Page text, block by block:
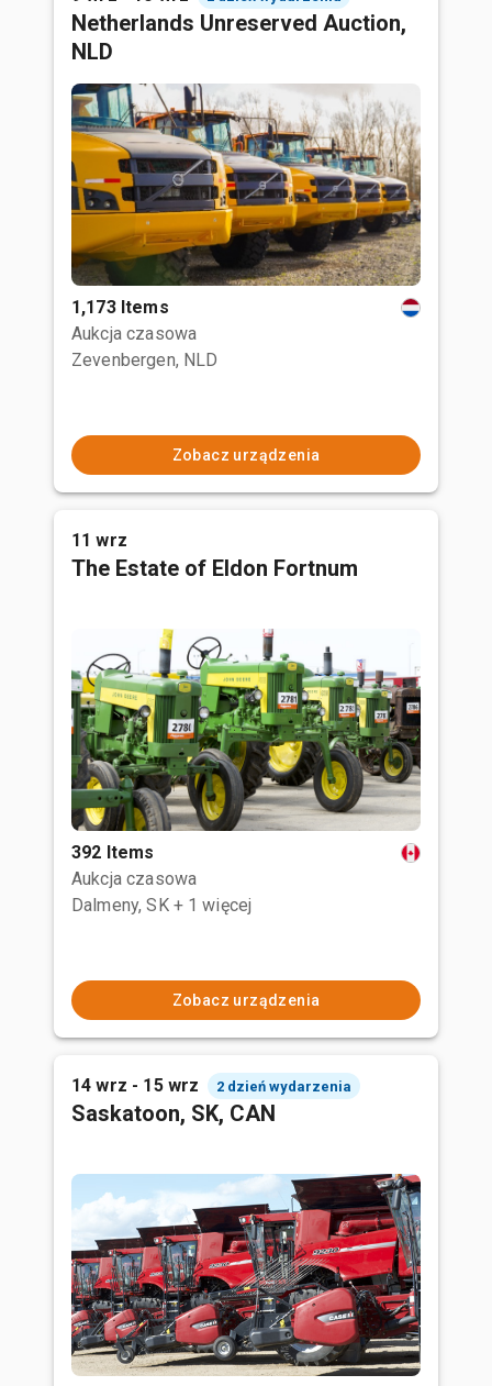
Netherlands Unreserved Auction,
NLD
1,173 Items
Aukcja czasowa
Zevenbergen, NLD
Zobacz urządzenia
11 wrz
The Estate of Eldon Fortnum
392 Items
Aukcja czasowa
Dalmeny, SK + 1 więcej
Zobacz urządzenia
14 wrz - 15 wrz 2 dzień wydarzenia
Saskatoon, SK, CAN